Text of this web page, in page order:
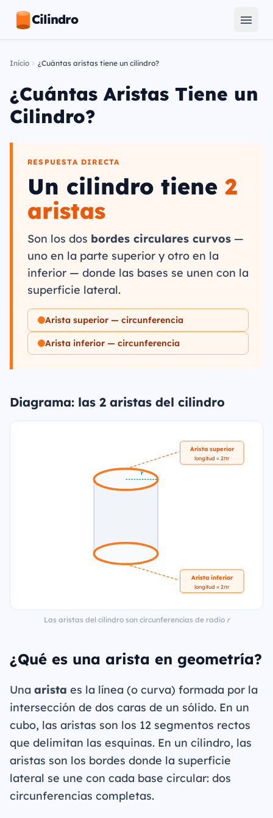
Cilindro
Inicio ¿Cuántas aristas tiene un cilindro?
¿Cuántas Aristas Tiene un
Cilindro?
RESPUESTA DIRECTA
Un cilindro tiene 2
aristas
Son los dos bordes circulares curvos —
uno en la parte superior y otro en la
inferior — donde las bases se unen con la
superficie lateral.
Arista superior — circunferencia
Arista inferior — circunferencia
Diagrama: las 2 aristas del cilindro
Arista superior
longitud = 2πr
Arista inferior
longitud = 2πr
r
Las aristas del cilindro son circunferencias de radio r
¿Qué es una arista en geometría?
Una arista es la línea (o curva) formada por la
intersección de dos caras de un sólido. En un
cubo, las aristas son los 12 segmentos rectos
que delimitan las esquinas. En un cilindro, las
aristas son los bordes donde la superficie
lateral se une con cada base circular: dos
circunferencias completas.